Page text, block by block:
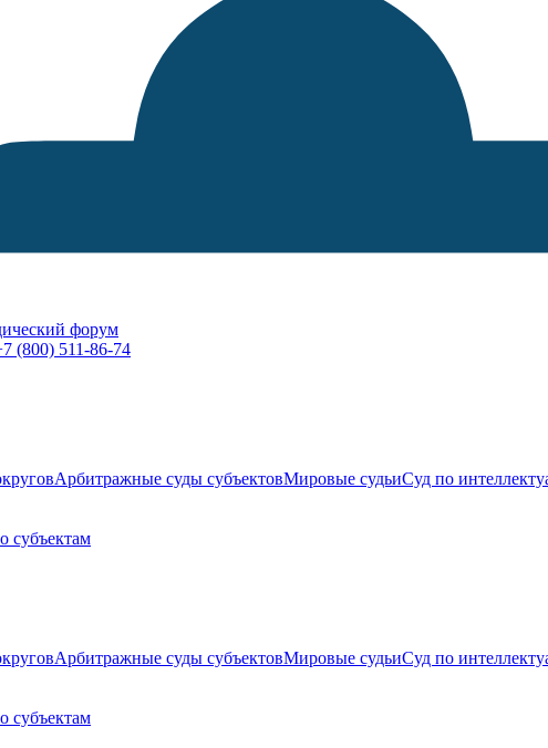
форум
(800) 511-86-74
Арбитражные суды субъектовМировые судьиСуд по
субъектам
Арбитражные суды субъектовМировые судьиСуд по
субъектам